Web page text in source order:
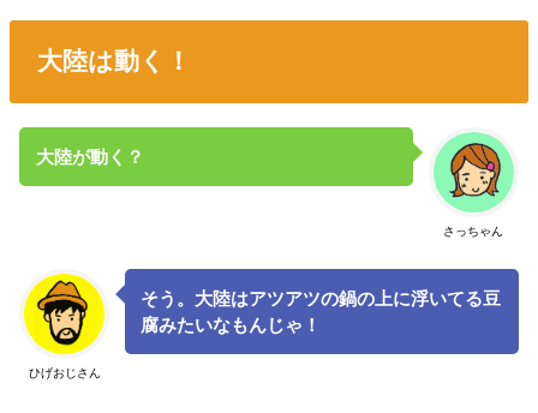
大陸は動く！
さっちゃん
大陸が動く？
ひげおじさん
そう。大陸はアツアツの鍋の上に浮いてる豆
腐みたいなもんじゃ！